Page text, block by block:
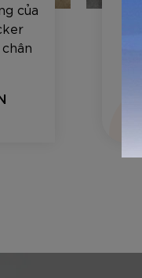
của
sút